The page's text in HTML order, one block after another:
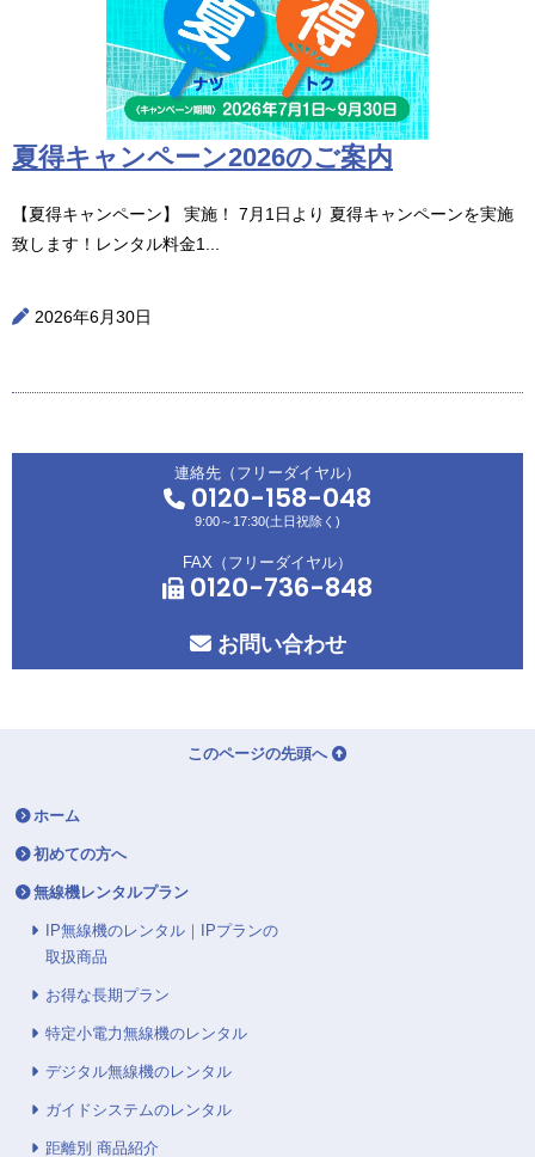
夏得キャンペーン2026のご案内
【夏得キャンペーン】 実施！ 7月1日より 夏得キャンペーンを実施
致します！レンタル料金1...
2026年6月30日
連絡先（フリーダイヤル）
0120-158-048
9:00～17:30(土日祝除く)
FAX（フリーダイヤル）
0120-736-848
お問い合わせ
このページの先頭へ
ホーム
初めての方へ
無線機レンタルプラン
IP無線機のレンタル｜IPプランの
取扱商品
お得な長期プラン
特定小電力無線機のレンタル
デジタル無線機のレンタル
ガイドシステムのレンタル
距離別 商品紹介